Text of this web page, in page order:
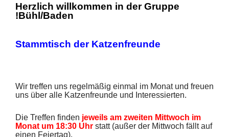
Herzlich willkommen in der Gruppe
Bühl/Baden!
Stammtisch der Katzenfreunde
Wir treffen uns regelmäßig einmal im Monat und freuen
uns über alle Katzenfreunde und Interessierten.
Die Treffen finden jeweils am zweiten Mittwoch im
Monat um 18:30 Uhr statt (außer der Mittwoch fällt auf
einen Feiertag).